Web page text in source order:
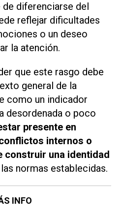
diferenciarse del
reflejar dificultades
o un deseo
la atención.
que este rasgo debe
general de la
como un indicador
desordenada o poco
presente en
internos o
construir una identidad
normas establecidas.
INFO